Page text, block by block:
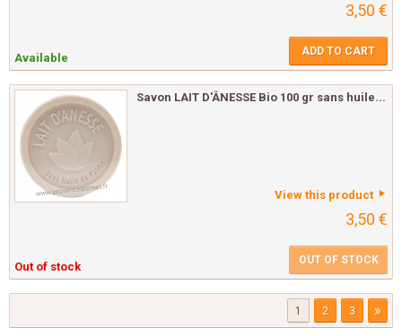
3,50 €
Available ADD TO CART
Savon LAIT D'ÂNESSE Bio 100 gr sans huile...
View this product
3,50 €
Out of stock OUT OF STOCK
1 2 3 »